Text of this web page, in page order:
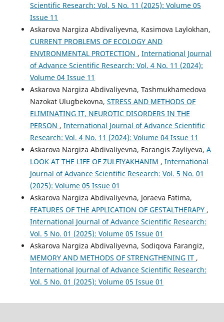
Scientific Research: Vol. 5 No. 11 (2025): Volume 05
Issue 11
Askarova Nargiza Abdivaliyevna, Kasimova Laylokhan,
CURRENT PROBLEMS OF ECOLOGY AND
ENVIRONMENTAL PROTECTION , International Journal
of Advance Scientific Research: Vol. 4 No. 11 (2024):
Volume 04 Issue 11
Askarova Nargiza Abdivaliyevna, Tashmukhamedova
Nazokat Ulugʻbekovna, STRESS AND METHODS OF
ELIMINATING IT, NEUROTIC DISORDERS IN THE
PERSON , International Journal of Advance Scientific
Research: Vol. 4 No. 11 (2024): Volume 04 Issue 11
Askarova Nargiza Abdivaliyevna, Farangis Zayliyeva, A
LOOK AT THE LIFE OF ZULFIYAKHANIM , International
Journal of Advance Scientific Research: Vol. 5 No. 01
(2025): Volume 05 Issue 01
Askarova Nargiza Abdivaliyevna, Joraeva Fatima,
FEATURES OF THE APPLICATION OF GESTALTHERAPY ,
International Journal of Advance Scientific Research:
Vol. 5 No. 01 (2025): Volume 05 Issue 01
Askarova Nargiza Abdivaliyevna, Sodiqova Farangiz,
MEMORY AND METHODS OF STRENGTHENING IT ,
International Journal of Advance Scientific Research:
Vol. 5 No. 01 (2025): Volume 05 Issue 01